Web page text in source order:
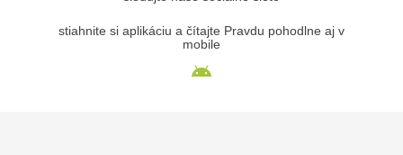
stiahnite si aplikáciu a čítajte Pravdu pohodlne aj v
mobile